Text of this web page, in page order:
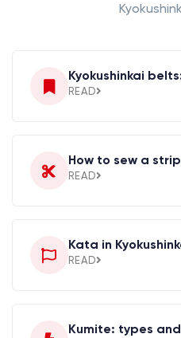
Kyokushinkai
READ
How to sew a
READ
Kata in
READ
Kumite: types